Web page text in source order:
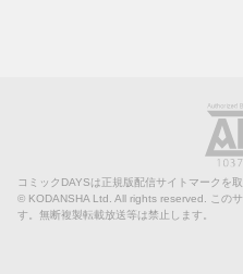
コミックDAYSは正規版配信サイトマークを
© KODANSHA Ltd. All rights reserved. この
す。無断複製転載放送等は禁止します。